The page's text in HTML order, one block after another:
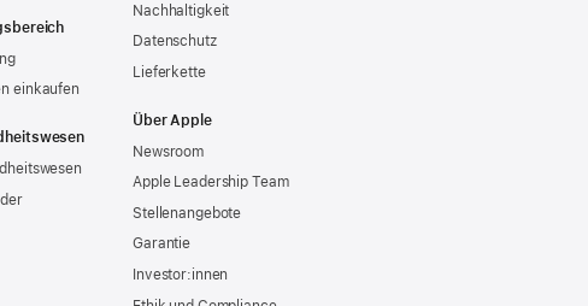
einkaufen
Nachhaltigkeit
Datenschutz
Lieferkette
Über Apple
Newsroom
Apple Leadership Team
Stellenangebote
Garantie
Investor:innen